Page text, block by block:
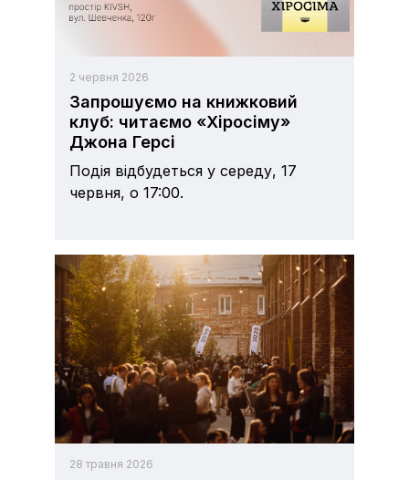
2 червня 2026
Запрошуємо на книжковий
клуб: читаємо «Хіросіму»
Джона Герсі
Подія відбудеться у середу, 17
червня, о 17:00.
28 травня 2026